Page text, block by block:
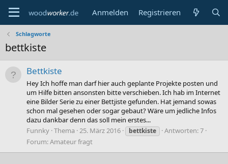
Anmelden Registrieren
Schlagworte
bettkiste
Bettkiste
Hey Ich hoffe man darf hier auch geplante Projekte posten und
um Hilfe bitten ansonsten bitte verschieben. Ich hab im Internet
eine Bilder Serie zu einer Bettjiste gefunden. Hat jemand sowas
schon mal gesehen oder sogar gebaut? Wäre um jedliche Infos
dazu dankbar denn das soll mein erstes...
Funnky Thema 25. März 2016 bettkiste
Antworten: 7
Forum:Amateur fragt